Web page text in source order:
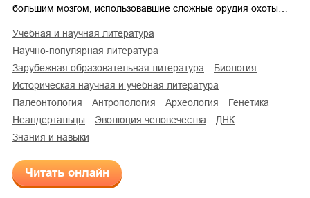
большим мозгом, использовавшие сложные орудия охоты…
учебная и научная литература
научно-популярная литература
зарубежная образовательная литература
биология
историческая научная и учебная литература
палеонтология
антропология археология
генетика
неандертальцы
эволюция человечества
ДНК
знания и навыки
Читать онлайн